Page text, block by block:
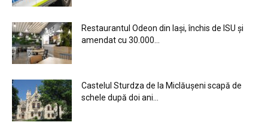
Restaurantul Odeon din Iași, închis de ISU și
amendat cu 30.000...
Castelul Sturdza de la Miclăușeni scapă de
schele după doi ani...